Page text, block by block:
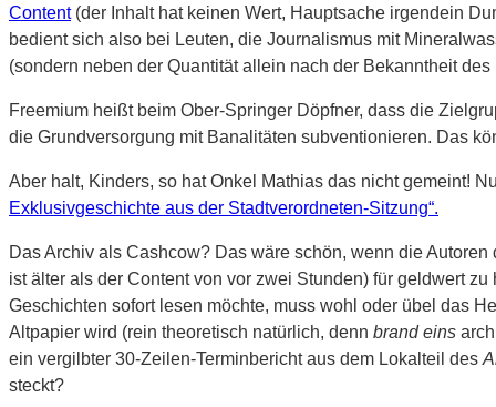
Content(der Inhalt hat keinen Wert, Hauptsache irgendein
bedient sich also bei Leuten, die Journalismus mit
(sondern neben der Quantität allein nach der Bekanntheit des
Freemium heißt beim Ober-Springer Döpfner, dass die
die Grundversorgung mit Banalitäten subventionieren. Das
Aber halt, Kinders, so hat Onkel Mathias das nicht gemeint!
Exklusivgeschichte aus der Stadtverordneten-Sitzung“.
Das Archiv als Cashcow? Das wäre schön, wenn die
ist älter als der Content von vor zwei Stunden) für geldwert
Geschichten sofort lesen möchte, muss wohl oder übel das
Altpapier wird (rein theoretisch natürlich, denn brand eins
ein vergilbter 30-Zeilen-Terminbericht aus dem Lokalteil des
steckt?